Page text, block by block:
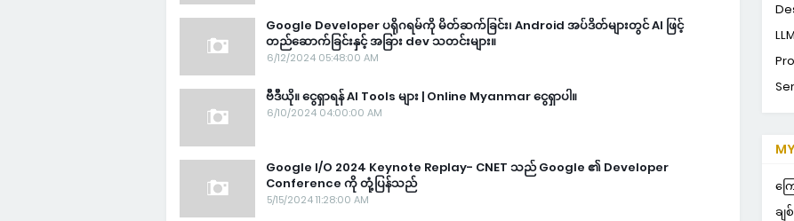
Google Developer ပရိုဂရမ်ကို မိတ်ဆက်ခြင်း၊ Android အပ်ဒိတ်များတွင် AI ဖြင့်
တည်ဆောက်ခြင်းနှင့် အခြား dev သတင်းများ။
6/12/2024 05:48:00 AM
ဗီဒီယို။ ငွေရှာရန် AI Tools များ | Online Myanmar ငွေရှာပါ။
6/10/2024 04:00:00 AM
Google I/O 2024 Keynote Replay- CNET သည် Google ၏ Developer
Conference ကို တုံ့ပြန်သည်
5/15/2024 11:28:00 AM
LLM
ကြ
ချ